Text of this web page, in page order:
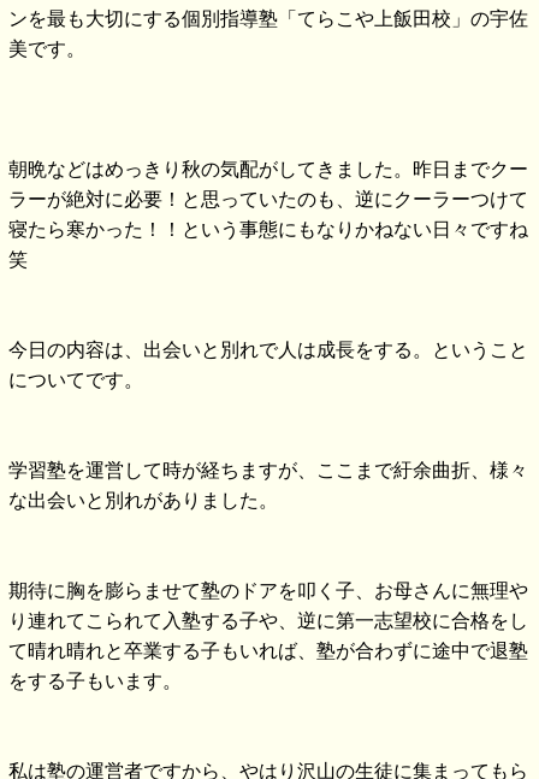
ンを最も大切にする個別指導塾「てらこや上飯田校」の宇佐
美です。
朝晩などはめっきり秋の気配がしてきました。昨日までクー
ラーが絶対に必要！と思っていたのも、逆にクーラーつけて
寝たら寒かった！！という事態にもなりかねない日々ですね
笑
今日の内容は、出会いと別れで人は成長をする。ということ
についてです。
学習塾を運営して時が経ちますが、ここまで紆余曲折、様々
な出会いと別れがありました。
期待に胸を膨らませて塾のドアを叩く子、お母さんに無理や
り連れてこられて入塾する子や、逆に第一志望校に合格をし
て晴れ晴れと卒業する子もいれば、塾が合わずに途中で退塾
をする子もいます。
私は塾の運営者ですから、やはり沢山の生徒に集まってもら